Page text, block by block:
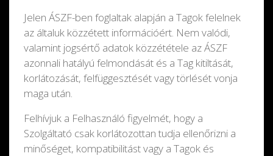
Jelen ÁSZF-ben foglaltak alapján a Tagok felelnek
az általuk közzétett információért. Nem valódi,
valamint jogsértő adatok közzététele az ÁSZF
azonnali hatályú felmondását és a Tag kitiltását,
korlátozását, felfüggesztését vagy törlését vonja
maga után.
Felhívjuk a Felhasználó figyelmét, hogy a
Szolgáltató csak korlátozottan tudja ellenőrizni a
minőséget, kompatibilitást vagy a Tagok és